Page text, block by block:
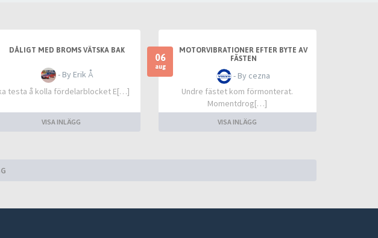
DÅLIGT MED BROMS VÄTSKA BAK
- By Erik Å
testa å kolla fördelarblocket E[…]
VISA INLÄGG
06
aug
MOTORVIBRATIONER EFTER BYTE AV
FÄSTEN
- By cezna
Undre fästet kom förmonterat.
Momentdrog[…]
VISA INLÄGG